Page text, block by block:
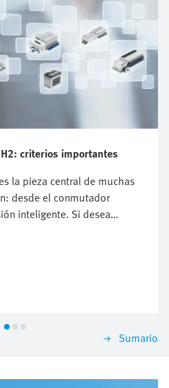
criterios importantes
la pieza central de muchas
desde el conmutador
inteligente. Si desea
pregunta clave que no
de válvulas es el más
no puede
difieren
la pena estructurar la
criterios más importantes.Sumario